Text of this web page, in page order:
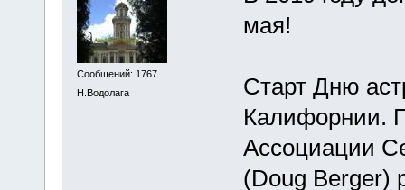
Сообщений: 1767
Н.Водолага
мая!
Старт Дню
Калифорнии.
Ассоциации
(Doug Berger)